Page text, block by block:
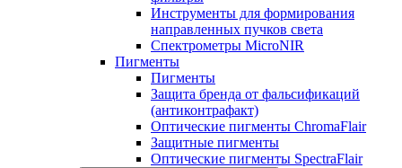
Инструменты для формирования
направленных пучков света
Спектрометры MicroNIR
Пигменты
Пигменты
Защита бренда от фальсификаций
(антиконтрафакт)
Оптические пигменты ChromaFlair
Защитные пигменты
Оптические пигменты SpectraFlair